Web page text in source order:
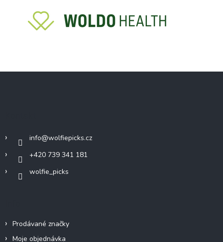
info@wolfiepicks.cz
+420 739 341 181
wolfie_picks
Prodávané značky
Moje objednávka